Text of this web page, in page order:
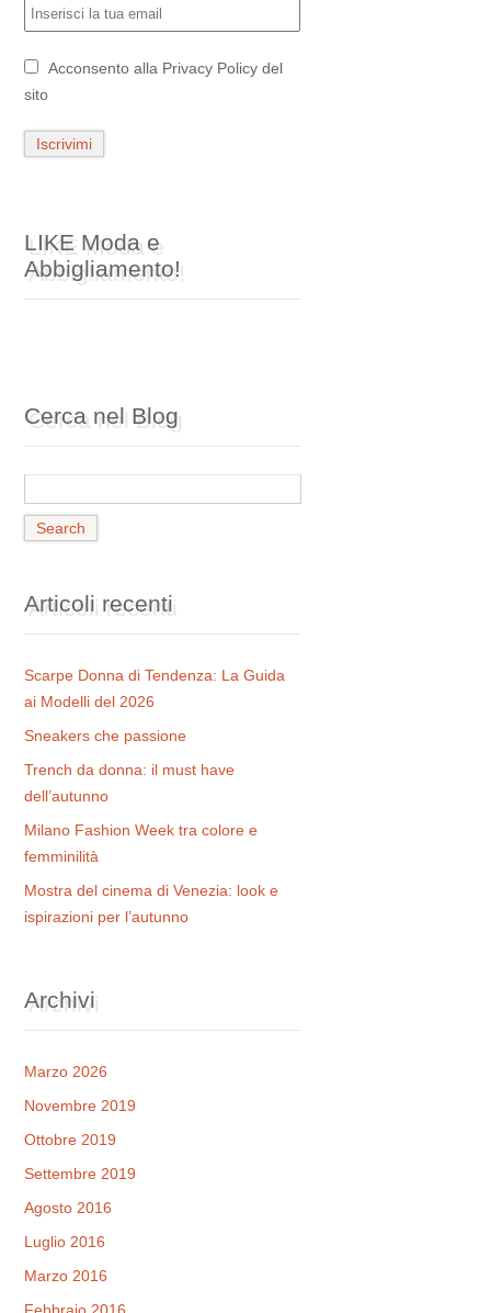
Acconsento alla Privacy Policy del
sito
LIKE Moda e
Abbigliamento!
Cerca nel Blog
Articoli recenti
Scarpe Donna di Tendenza: La Guida
ai Modelli del 2026
Sneakers che passione
Trench da donna: il must have
dell’autunno
Milano Fashion Week tra colore e
femminilità
Mostra del cinema di Venezia: look e
ispirazioni per l’autunno
Archivi
Marzo 2026
Novembre 2019
Ottobre 2019
Settembre 2019
Agosto 2016
Luglio 2016
Marzo 2016
Febbraio 2016